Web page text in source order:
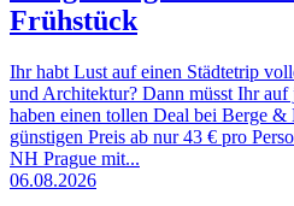
Frühstück
Ihr habt Lust auf einen Städtetrip
und Architektur? Dann müsst Ihr
haben einen tollen Deal bei Berge
günstigen Preis ab nur 43 € pro
NH Prague mit...
06.08.2026